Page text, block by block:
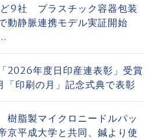
9社 プラスチック容器包装
動静脈連携モデル実証開始
2026年度日印産連表彰」受賞
印刷の月」記念式典で表彰
樹脂製マイクロニードルパッ
平成大学と共同、鍼より使